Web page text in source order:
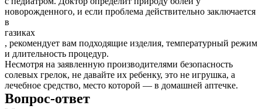
новорожденного, и если проблема действительно заключается
в
газиках
, рекомендует вам подходящие изделия, температурный режим
и длительность процедур.
Несмотря на заявленную производителями безопасность
солевых грелок, не давайте их ребенку, это не игрушка, а
лечебное средство, место которой — в домашней аптечке.
Вопрос-ответ